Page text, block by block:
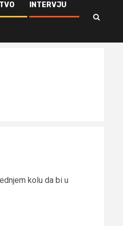
INTERVJU
kolu da bi u